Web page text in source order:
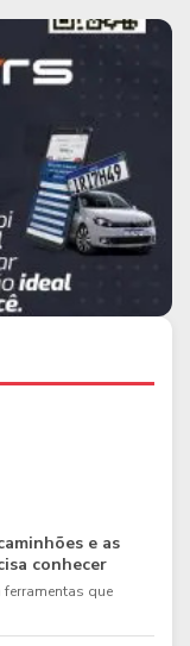
e as
conhecer
que